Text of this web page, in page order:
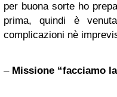
per buona sorte ho
prima, quindi è
complicazioni nè
– Missione “facciamo